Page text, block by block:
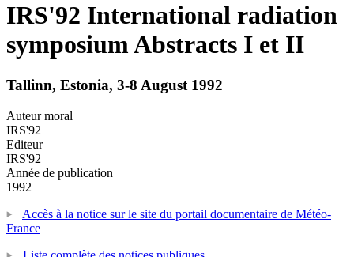
IRS'92 International radiation
symposium Abstracts I et II
Tallinn, Estonia, 3-8 August 1992
Auteur moral
IRS'92
Editeur
IRS'92
Année de publication
1992
Accès à la notice sur le site du portail documentaire de Météo-
France